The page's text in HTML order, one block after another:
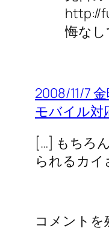
http://
悔なし
2008/11/7
モバイル対
[…] もちろ
られるカ
コメントを